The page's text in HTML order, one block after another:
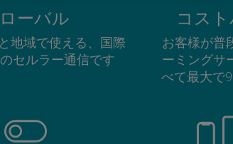
ーバル
地域で使える、国際
セルラー通信です
コス
お客様が普
ーミングサ
べて最大で